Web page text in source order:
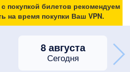
покупкой билетов рекомендуем
на время покупки Ваш VPN.
8 августа
Сегодня